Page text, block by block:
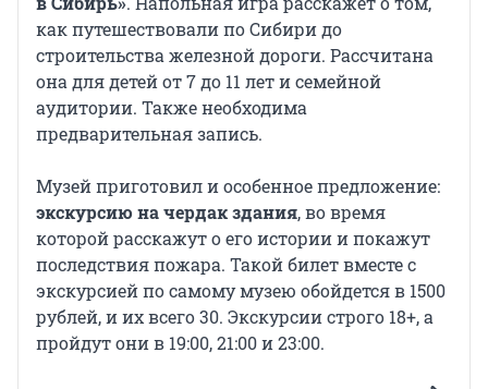
как путешествовали по Сибири до
строительства железной дороги. Рассчитана
она для детей от 7 до 11 лет и семейной
аудитории. Также необходима
предварительная запись.
Музей приготовил и особенное предложение:
экскурсию на чердак здания, во время
которой расскажут о его истории и покажут
последствия пожара. Такой билет вместе с
экскурсией по самому музею обойдется в 1500
рублей, и их всего 30. Экскурсии строго 18+, а
пройдут они в 19:00, 21:00 и 23:00.